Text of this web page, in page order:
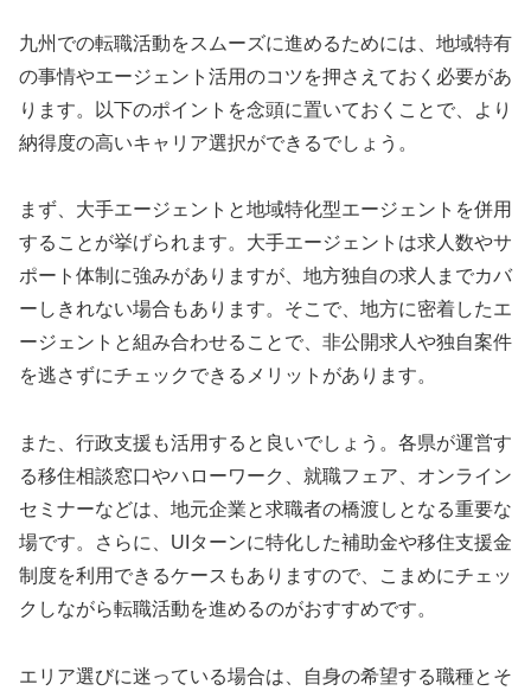
九州での転職活動をスムーズに進めるためには、地域特有
の事情やエージェント活用のコツを押さえておく必要があ
ります。以下のポイントを念頭に置いておくことで、より
納得度の高いキャリア選択ができるでしょう。
まず、大手エージェントと地域特化型エージェントを併用
することが挙げられます。大手エージェントは求人数やサ
ポート体制に強みがありますが、地方独自の求人までカバ
ーしきれない場合もあります。そこで、地方に密着したエ
ージェントと組み合わせることで、非公開求人や独自案件
を逃さずにチェックできるメリットがあります。
また、行政支援も活用すると良いでしょう。各県が運営す
る移住相談窓口やハローワーク、就職フェア、オンライン
セミナーなどは、地元企業と求職者の橋渡しとなる重要な
場です。さらに、UIターンに特化した補助金や移住支援金
制度を利用できるケースもありますので、こまめにチェッ
クしながら転職活動を進めるのがおすすめです。
エリア選びに迷っている場合は、自身の希望する職種とそ